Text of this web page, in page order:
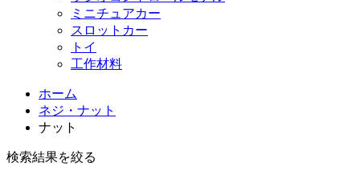
ミニチュアカー
スロットカー
トイ
工作材料
ホーム
ネジ・ナット
ナット
検索結果を絞る